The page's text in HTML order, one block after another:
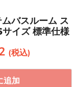
バスルーム ス
イズ 標準仕様
追加